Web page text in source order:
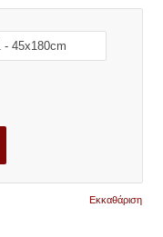
Εκκαθάριση